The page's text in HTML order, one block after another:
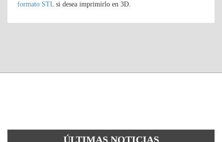
formato STL si desea imprimirlo en 3D.
ÚLTIMAS NOTICIAS